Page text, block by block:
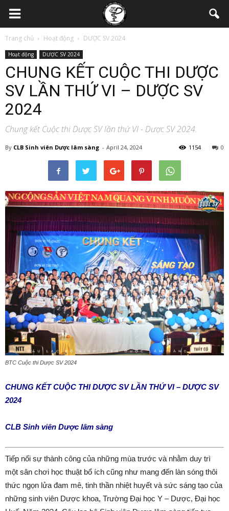
Trang chủ Hoạt động DƯỢC SV 2024
Hoạt động DƯỢC SV 2024
CHUNG KẾT CUỘC THI DƯỢC
SV LẦN THỨ VI – DƯỢC SV
2024
Chung kết Cuộc thi Dược SV lần thứ VI - Dược SV 2024.
By CLB Sinh viên Dược lâm sàng - April 24, 2024 0
1154
BTC Cuộc thi Dược SV 2024
CHUNG KẾT CUỘC THI DƯỢC SV LẦN THỨ VI – DƯỢC SV
2024
CLB Sinh viên Dược lâm sàng
Tiếp nối sự thành công của những mùa trước và nhằm duy trì
một sân chơi học thuật bổ ích cũng như mang đến làn sóng thôi
thức ngọn lửa đam mê, tinh thần nhiệt huyết và sức sáng tạo của
những sinh viên Dược khoa, Trường Đại học Y – Dược, Đại học